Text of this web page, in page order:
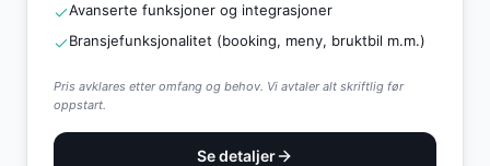
Avanserte funksjoner og integrasjoner
Bransjefunksjonalitet (booking, meny, bruktbil m.m.)
Pris avklares etter omfang og behov. Vi avtaler alt skriftlig før
oppstart.
Se detaljer